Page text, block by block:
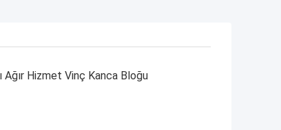
Ağır Hizmet Vinç Kanca Bloğu